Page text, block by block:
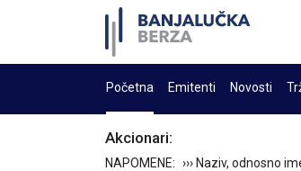
Početna Emitenti Novosti
Akcionari:
NAPOMENE: ››› Naziv, odnosno